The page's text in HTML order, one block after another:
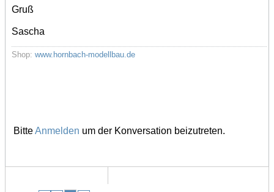
Gruß
Sascha
Shop: www.hornbach-modellbau.de
BitteAnmelden um der Konversation beizutreten.